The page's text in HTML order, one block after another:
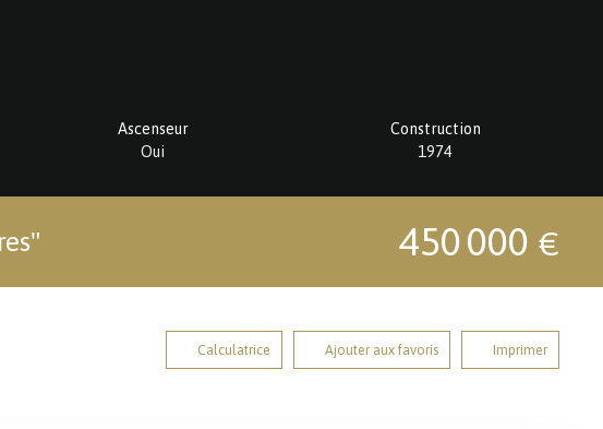
Ascenseur
Oui
Construction
1974
450 000 €
Calculatrice Ajouter aux favoris Imprimer